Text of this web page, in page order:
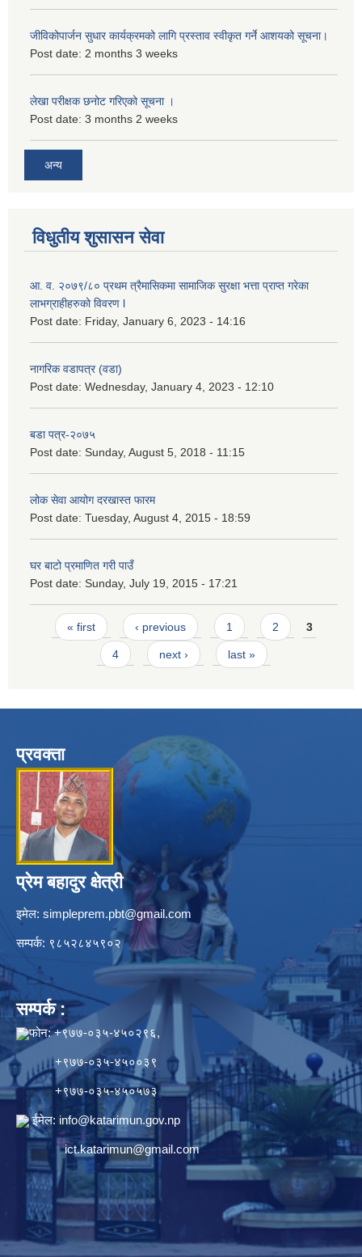
जीविकोपार्जन सुधार कार्यक्रमको लागि प्रस्ताव स्वीकृत गर्ने आशयको सूचना।
Post date: 2 months 3 weeks
लेखा परीक्षक छनोट गरिएको सूचना ।
Post date: 3 months 2 weeks
अन्य
विधुतीय शुसासन सेवा
आ. व. २०७९/८० प्रथम त्रैमासिकमा सामाजिक सुरक्षा भत्ता प्राप्त गरेका
लाभग्राहीहरुको विवरण l
Post date: Friday, January 6, 2023 - 14:16
नागरिक वडापत्र (वडा)
Post date: Wednesday, January 4, 2023 - 12:10
बडा पत्र-२०७५
Post date: Sunday, August 5, 2018 - 11:15
लोक सेवा आयोग दरखास्त फारम
Post date: Tuesday, August 4, 2015 - 18:59
घर बाटो प्रमाणित गरी पाउँ
Post date: Sunday, July 19, 2015 - 17:21
Pages
« first ‹ previous 1 2 3
4 next › last »
प्रवक्ता
प्रेम बहादुर क्षेत्री
इमेल: simpleprem.pbt@gmail.com
सम्पर्क: ९८५२८४५९०२
सम्पर्क :
फोन: +९७७-०३५-४५०२९६,
+९७७-०३५-४५००३९
+९७७-०३५-४५०५७३
ईमेल: info@katarimun.gov.np
ict.katarimun@gmail.com